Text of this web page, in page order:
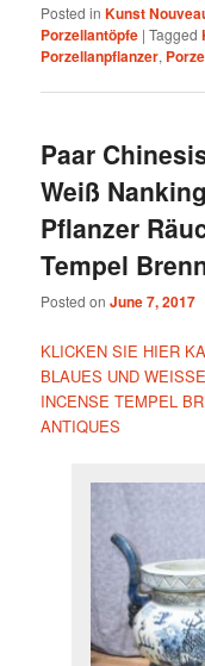
Posted in Kunst
Porzellantöpfe |Tagged
Porzellanpflanzer,
Paar
Weiß
Pflanzer
Tempel
Posted onJune 7, 2017
KLICKEN SIE HIER
BLAUES UND
INCENSE TEMPEL
ANTIQUES